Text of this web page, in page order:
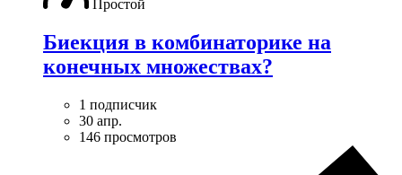
Простой
Биекция в комбинаторике на
конечных множествах?
1 подписчик
30 апр.
146 просмотров